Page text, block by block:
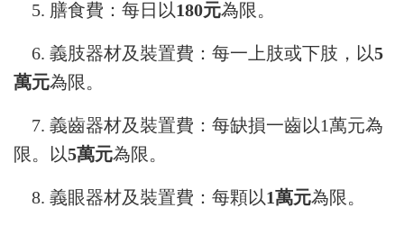
5. 膳食費：每日以180元為限。
6. 義肢器材及裝置費：每一上肢或下肢，以5
萬元為限。
7. 義齒器材及裝置費：每缺損一齒以1萬元為
限。以5萬元為限。
8. 義眼器材及裝置費：每顆以1萬元為限。